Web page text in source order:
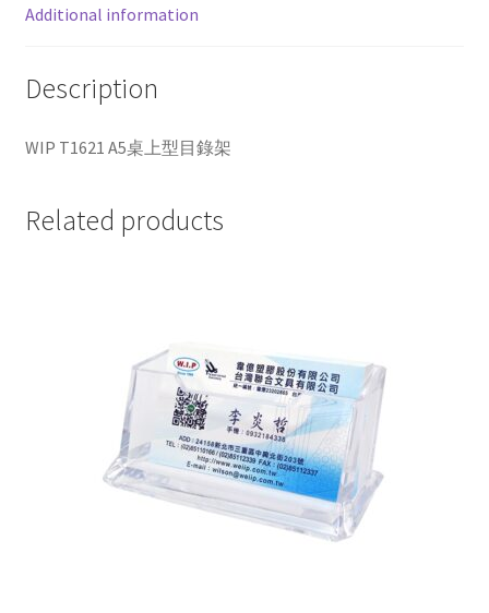
架
Additional information
Description
WIP T1621 A5桌上型目錄架
Related products